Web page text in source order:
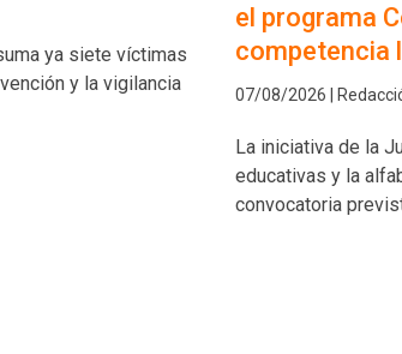
ya siete víctimas
y la vigilancia
el programa
competencia
07/08/2026 |
La iniciativa de la
educativas y la
convocatoria